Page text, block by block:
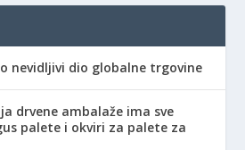
nevidljivi dio globalne trgovine
drvene ambalaže ima sve
palete i okviri za palete za